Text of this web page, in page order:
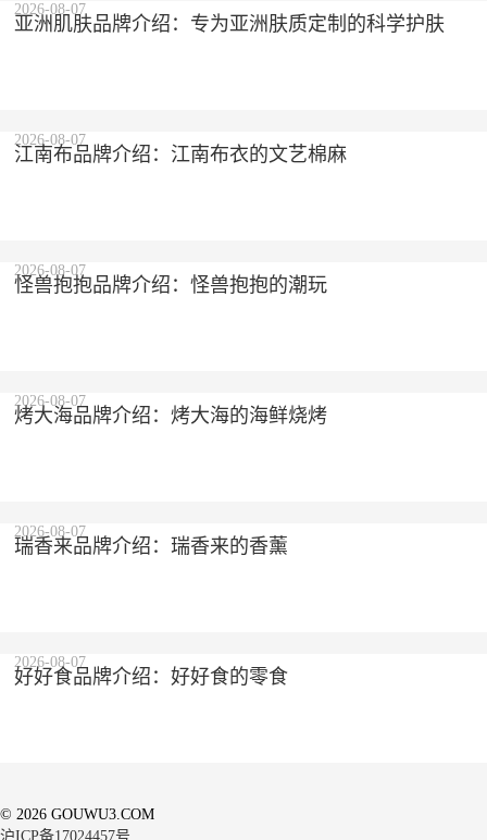
亚洲肌肤品牌介绍：专为亚洲肤质定制的科学护肤
2026-08-07
江南布品牌介绍：江南布衣的文艺棉麻
2026-08-07
怪兽抱抱品牌介绍：怪兽抱抱的潮玩
2026-08-07
烤大海品牌介绍：烤大海的海鲜烧烤
2026-08-07
瑞香来品牌介绍：瑞香来的香薰
2026-08-07
好好食品牌介绍：好好食的零食
2026-08-07
© 2026 GOUWU3.COM
沪ICP备17024457号